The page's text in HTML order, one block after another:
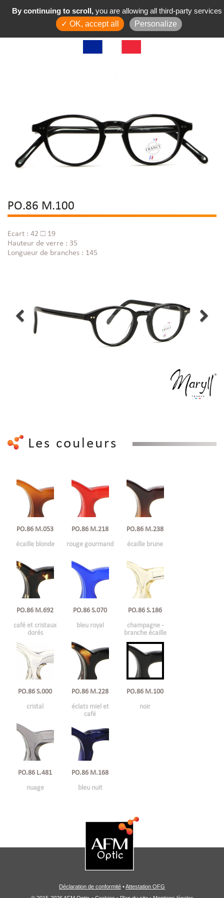
PO.86 M.100
Ecart : 42 □ 19
Hauteur de verre : 35
Longueur de branches : 145
Les couleurs
PO.86 M.053
écaille blonde
PO.86 M.218
rouge gourmand
PO.86 M.238
écaille brune
PO.86 M.692
café et cristaux
dorés
PO.86 S.070
bleu royal
PO.86 S.186
champagne -
branche écaille
PO.86 S.000
cristal
PO.86 M.228
éclats miel et
café
PO.86 M.100
noir
PO.86 L.481
nuage
PO.86 M.168
bleu nuit
Déclaration de conformité •Attestation OFG
By continuing to scroll, you are allowing all third-party services
✓ OK, accept all
Personalize